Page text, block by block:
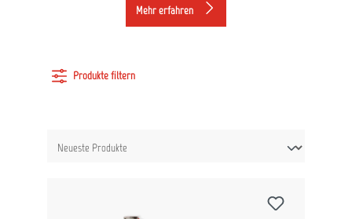
Mehr erfahren
Produkte filtern